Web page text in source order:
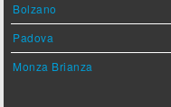
Bolzano
Padova
Monza Brianza